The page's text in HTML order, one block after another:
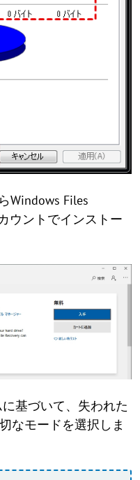
Windows Files
ウントでインストー
基づいて、失われた
なモードを選択しま